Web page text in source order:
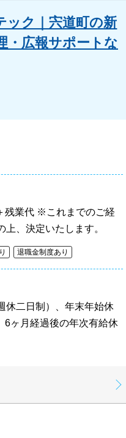
ック｜宍道町の新
・広報サポートな
残業代 ※これまでのご経
上、決定いたします。
退職金制度あり
休二日制）、年末年始休
6ヶ月経過後の年次有給休